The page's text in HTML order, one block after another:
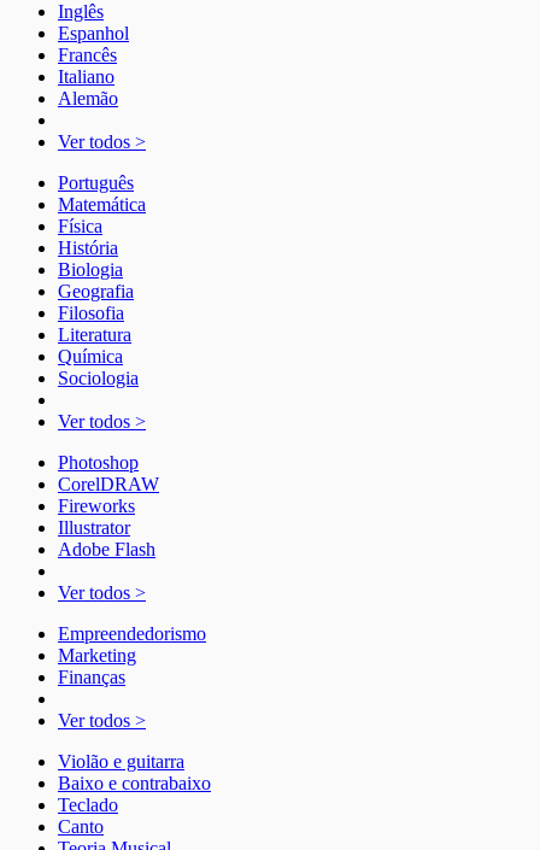
Inglês
Espanhol
Francês
Italiano
Alemão
Ver todos >
Português
Matemática
Física
História
Biologia
Geografia
Filosofia
Literatura
Química
Sociologia
Ver todos >
Photoshop
CorelDRAW
Fireworks
Illustrator
Adobe Flash
Ver todos >
Empreendedorismo
Marketing
Finanças
Ver todos >
Violão e guitarra
Baixo e contrabaixo
Teclado
Canto